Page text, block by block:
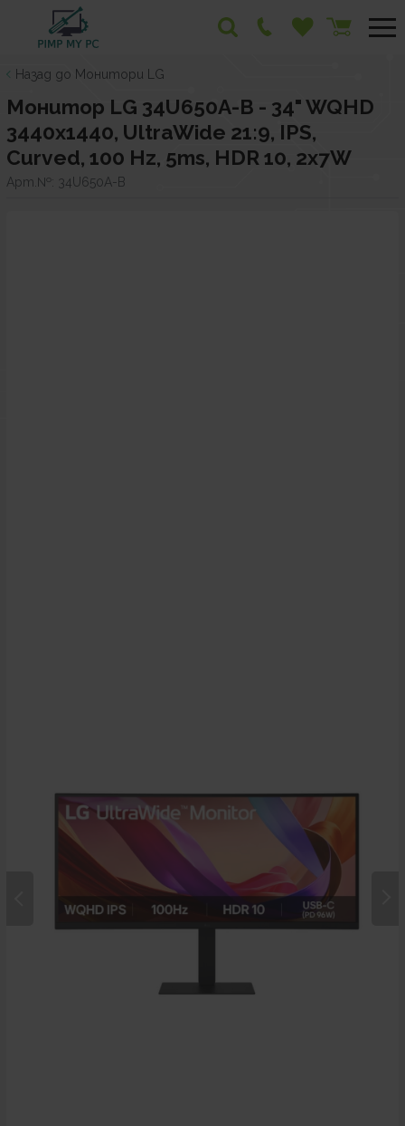
Назад до Монитори LG
Монитор LG 34U650A-B - 34" WQHD
3440x1440, UltraWide 21:9, IPS,
Curved, 100 Hz, 5ms, HDR 10, 2x7W
Арт.№: 34U650A-B